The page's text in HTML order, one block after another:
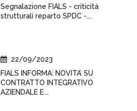
Segnalazione FIALS - criticità
strutturali reparto SPDC -...
22/09/2023
FIALS INFORMA: NOVITA’ SU
CONTRATTO INTEGRATIVO
AZIENDALE E...